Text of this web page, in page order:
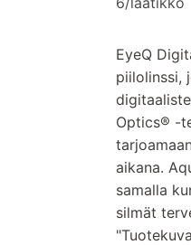
EyeQ
piilolinssi,
Optics® -
aikana.
samalla
silmät